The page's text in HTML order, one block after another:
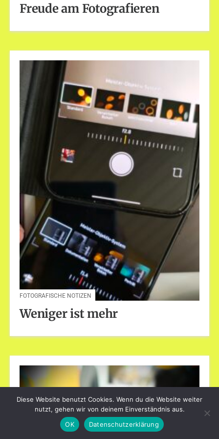
Freude am Fotografieren
FOTOGRAFISCHE NOTIZEN
Weniger ist mehr
Diese Website benutzt Cookies. Wenn du die Website weiter
nutzt, gehen wir von deinem Einverständnis aus.
OK
Datenschutzerklärung